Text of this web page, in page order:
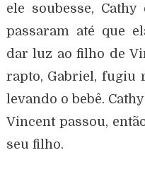
ele soubesse,
passaram até que
dar luz ao filho de
rapto, Gabriel, fugiu
levando o bebê.
Vincent passou,
seu filho.